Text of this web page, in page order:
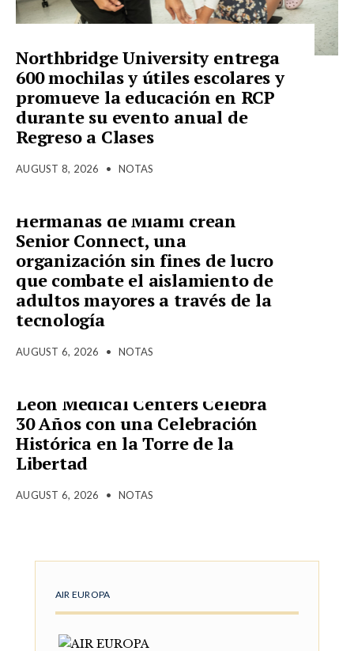
Northbridge University entrega
600 mochilas y útiles escolares y
promueve la educación en RCP
durante su evento anual de
Regreso a Clases
AUGUST 8, 2026 • NOTAS
Hermanas de Miami crean
Senior Connect, una
organización sin fines de lucro
que combate el aislamiento de
adultos mayores a través de la
tecnología
AUGUST 6, 2026 • NOTAS
Leon Medical Centers Celebra
30 Años con una Celebración
Histórica en la Torre de la
Libertad
AUGUST 6, 2026 • NOTAS
AIR EUROPA